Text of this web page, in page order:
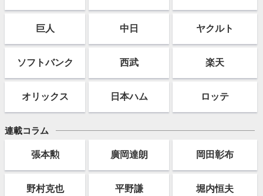
巨人 中日 ヤクルト
ソフト バンク 西武 楽天
オリックス 日本ハム ロッテ
連載コラム
張本勲 廣岡達朗 岡田彰布
野村克也 平野謙 堀内恒夫